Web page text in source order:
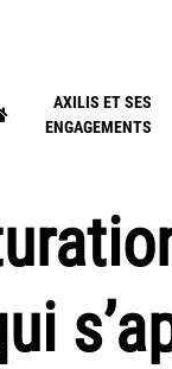
AXILIS ET SES
ENGAGEMENTS